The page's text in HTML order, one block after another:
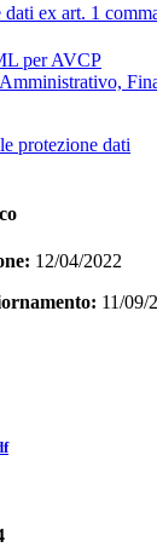
ex art. 1
per AVCP
protezione dati
12/04/2022
11/09/